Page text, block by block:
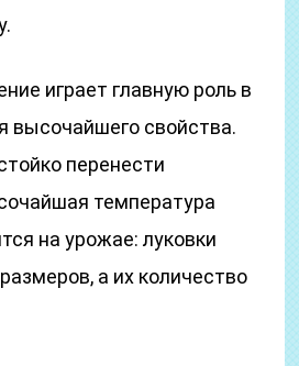
играет главную роль в
высочайшего свойства.
перенести
температура
на урожае: луковки
а их количество